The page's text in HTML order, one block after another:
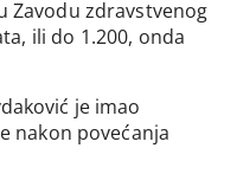
Zavodu zdravstvenog
ili do 1.200, onda
je imao
nakon povećanja